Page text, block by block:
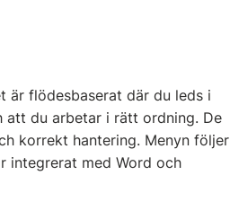
är flödesbaserat där du leds i
att du arbetar i rätt ordning. De
korrekt hantering. Menyn följer
integrerat med Word och